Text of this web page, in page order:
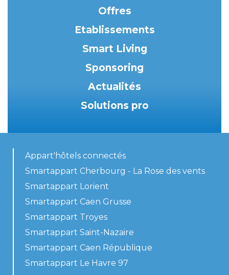
Offres
Etablissements
Smart Living
Sponsoring
Actualités
Solutions pro
Appart'hôtels connectés
Smartappart Cherbourg - La Rose des vents
Smartappart Lorient
Smartappart Caen Grusse
Smartappart Troyes
Smartappart Saint-Nazaire
Smartappart Caen République
Smartappart Le Havre 97